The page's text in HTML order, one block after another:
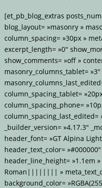
[et_pb_blog_extras
blog_layout= »masonry »
column_spacing= »30px »
excerpt_length= »0″
show_comments= »off »
masonry_columns_tablet=
column_spacing_tablet=
column_spacing_phone=
_builder_version= »4.17.3″
header_font= »GT Alpina
header_text_color=
header_line_height= »1.1em
Roman|||||||| »
background_color=